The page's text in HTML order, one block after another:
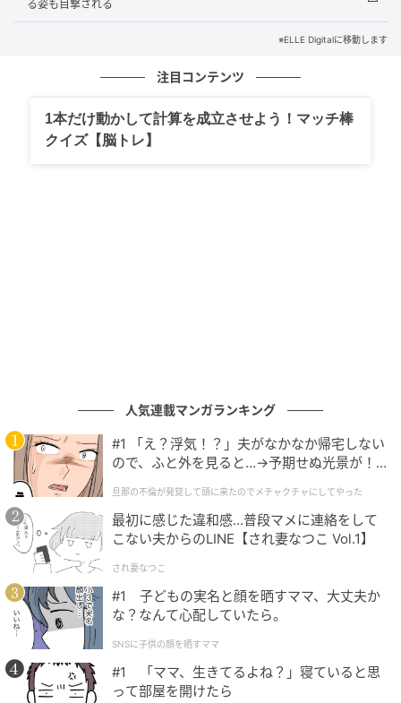
を一つにして、遠くからでもエールを送ることだと思
Q. チャリティーコンサートの反響は？
「コンサートのあとに『晴れやかな気持ちになった』
『楽しい気持ちで聴いていた』『来年も開催されるの
か？』『また聴きたい』などのお声をいただくことが
あり、とてもありがたいです」
「こうして音楽を通して人と人とが心を通わせるこ
と、コミュニティをつくっていくことは、私が音楽家
として今後も挑戦しつづけたいことです」
Q. 今回の選曲に込められた思いは？
る姿も目撃される
※ELLE Digitalに移動します
注目コンテンツ
1本だけ動かして計算を成立させよう！マッチ棒
クイズ【脳トレ】
人気連載マンガランキング
#1 「え？浮気！？」夫がなかなか帰宅しない
ので、ふと外を見ると…→予期せぬ光景が！
クチャにしてやった
旦那の不倫が発覚して頭に来たのでメチャクチャにしてやった
最初に感じた違和感…普段マメに連絡をして
こない夫からのLINE【され妻なつこ Vol.1】
され妻なつこ
#1 子どもの実名と顔を晒すママ、大丈夫か
な？なんて心配していたら。
SNSに子供の顔を晒すママ
#1 「ママ、生きてるよね？」寝ていると思
って部屋を開けたら